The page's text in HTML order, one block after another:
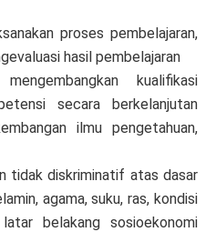
proses pembelajaran,
hasil pembelajaran
kualifikasi
secara berkelanjutan
ilmu pengetahuan,
tidak diskriminatif atas dasar
agama, suku, ras, kondisi
belakang sosioekonomi